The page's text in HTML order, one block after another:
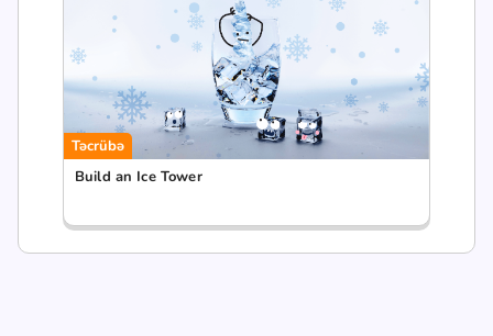
Təcrübə
Build an Ice Tower